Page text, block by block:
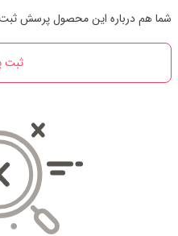
شما هم درباره این محصول پرسش ثبت